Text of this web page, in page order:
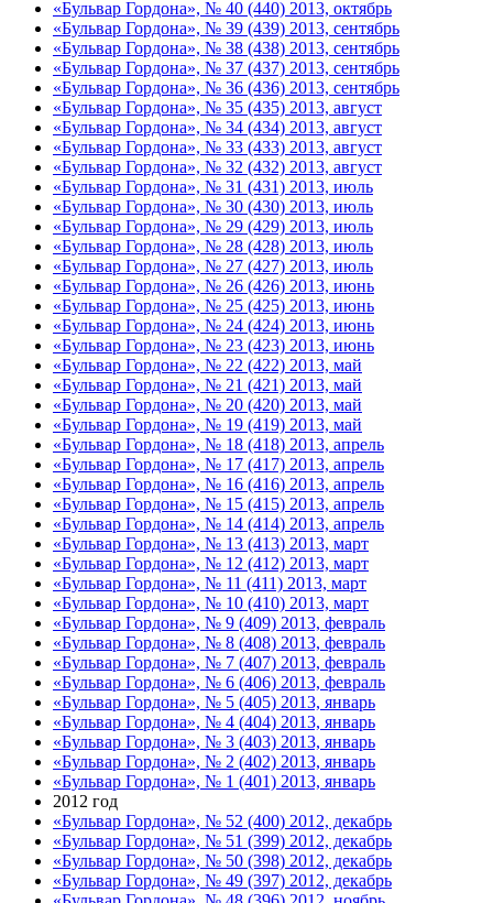
«Бульвар Гордона», № 40 (440) 2013, октябрь
«Бульвар Гордона», № 39 (439) 2013, сентябрь
«Бульвар Гордона», № 38 (438) 2013, сентябрь
«Бульвар Гордона», № 37 (437) 2013, сентябрь
«Бульвар Гордона», № 36 (436) 2013, сентябрь
«Бульвар Гордона», № 35 (435) 2013, август
«Бульвар Гордона», № 34 (434) 2013, август
«Бульвар Гордона», № 33 (433) 2013, август
«Бульвар Гордона», № 32 (432) 2013, август
«Бульвар Гордона», № 31 (431) 2013, июль
«Бульвар Гордона», № 30 (430) 2013, июль
«Бульвар Гордона», № 29 (429) 2013, июль
«Бульвар Гордона», № 28 (428) 2013, июль
«Бульвар Гордона», № 27 (427) 2013, июль
«Бульвар Гордона», № 26 (426) 2013, июнь
«Бульвар Гордона», № 25 (425) 2013, июнь
«Бульвар Гордона», № 24 (424) 2013, июнь
«Бульвар Гордона», № 23 (423) 2013, июнь
«Бульвар Гордона», № 22 (422) 2013, май
«Бульвар Гордона», № 21 (421) 2013, май
«Бульвар Гордона», № 20 (420) 2013, май
«Бульвар Гордона», № 19 (419) 2013, май
«Бульвар Гордона», № 18 (418) 2013, апрель
«Бульвар Гордона», № 17 (417) 2013, апрель
«Бульвар Гордона», № 16 (416) 2013, апрель
«Бульвар Гордона», № 15 (415) 2013, апрель
«Бульвар Гордона», № 14 (414) 2013, апрель
«Бульвар Гордона», № 13 (413) 2013, март
«Бульвар Гордона», № 12 (412) 2013, март
«Бульвар Гордона», № 11 (411) 2013, март
«Бульвар Гордона», № 10 (410) 2013, март
«Бульвар Гордона», № 9 (409) 2013, февраль
«Бульвар Гордона», № 8 (408) 2013, февраль
«Бульвар Гордона», № 7 (407) 2013, февраль
«Бульвар Гордона», № 6 (406) 2013, февраль
«Бульвар Гордона», № 5 (405) 2013, январь
«Бульвар Гордона», № 4 (404) 2013, январь
«Бульвар Гордона», № 3 (403) 2013, январь
«Бульвар Гордона», № 2 (402) 2013, январь
«Бульвар Гордона», № 1 (401) 2013, январь
2012 год
«Бульвар Гордона», № 52 (400) 2012, декабрь
«Бульвар Гордона», № 51 (399) 2012, декабрь
«Бульвар Гордона», № 50 (398) 2012, декабрь
«Бульвар Гордона», № 49 (397) 2012, декабрь